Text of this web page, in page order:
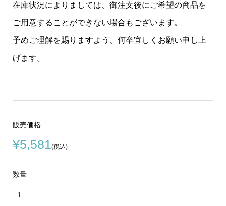
在庫状況によりましては、御注文後にご希望の商品を
ご用意することができない場合もございます。
予めご理解を賜りますよう、何卒宜しくお願い申し上
げます。
販売価格
¥5,581(税込)
数量